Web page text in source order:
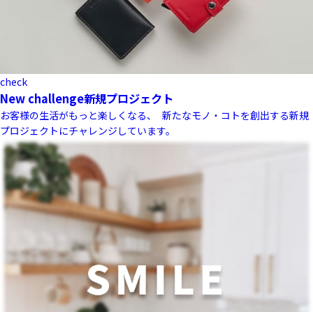
check
New challenge新規プロジェクト
お客様の生活がもっと楽しくなる、 新たなモノ・コトを創出する新規
プロジェクトにチャレンジしています。